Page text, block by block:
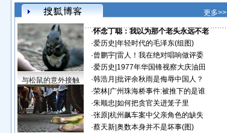
更多>>
与松鼠的意外接触
·怀念丁聪：我以为那个老头永远不老
·爱历史 年轻时代的毛泽东(组图)
·曾鹏宇| 雷人！我在绝对唱响做评委
·爱历史 1977年华国锋视察大庆油田
·韩浩月 批评余秋雨是侮辱中国人？
·荣林| 广州珠海桥事件:被推下的是谁
·朱顺忠 如何把贪官关进笼子里
·张原| 杭州飙车案中父亲角色的缺失
·蔡天新| 奥数本身并不是坏事(图)